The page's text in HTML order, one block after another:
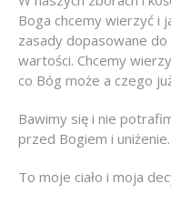
Boga chcemy wierzyć i
zasady dopasowane
wartości. Chcemy
co Bóg może a czego
Bawimy się i nie
przed Bogiem i uniżenie.
To moje ciało i moja